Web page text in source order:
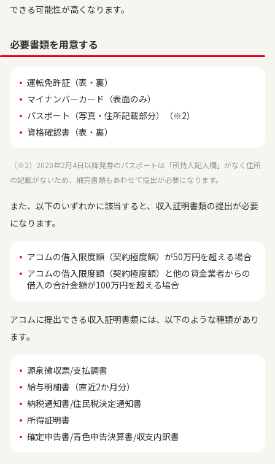
できる可能性が高くなります。
必要書類を用意する
運転免許証（表・裏）
マイナンバーカード（表面のみ）
パスポート（写真・住所記載部分）（※2）
資格確認書（表・裏）
（※2）2020年2月4日以降発券のパスポートは「所持人記入欄」がなく住所
の記載がないため、補完書類もあわせて提出が必要になります。
また、以下のいずれかに該当すると、収入証明書類の提出が必要
になります。
アコムの借入限度額（契約極度額）が50万円を超える場合
アコムの借入限度額（契約極度額）と他の貸金業者からの
借入の合計金額が100万円を超える場合
アコムに提出できる収入証明書類には、以下のような種類があり
ます。
源泉徴収票/支払調書
給与明細書（直近2か月分）
納税通知書/住民税決定通知書
所得証明書
確定申告書/青色申告決算書/収支内訳書